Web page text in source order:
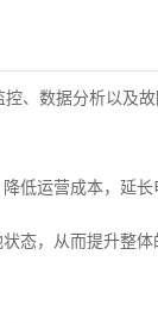
、数据分析以及
低运营成本，延长
态，从而提升整